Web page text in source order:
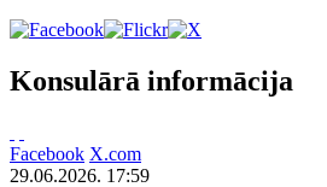
Konsulārā informācija
Facebook X.com
29.06.2026. 17:59